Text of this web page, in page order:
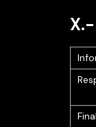
X.-